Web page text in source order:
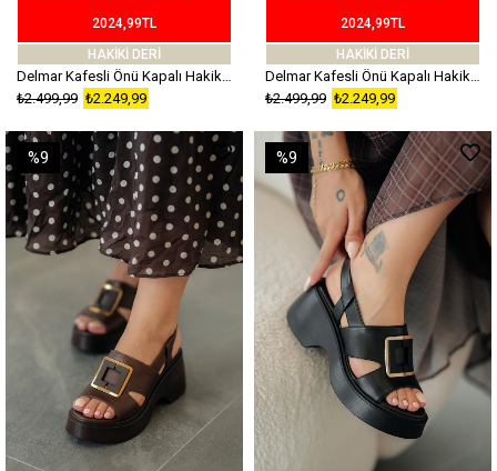
2024,99TL
HAKİKİ DERİ
Delmar Kafesli Önü Kapalı Hakiki Deri Topuklu Sandalet Taba
₺2.249,99
₺2.499,99
2024,99TL
HAKİKİ DERİ
Delmar Kafesli Önü Kapalı Hakiki Deri Topuklu Sandalet Siyah
₺2.249,99
₺2.499,99
%9 %9